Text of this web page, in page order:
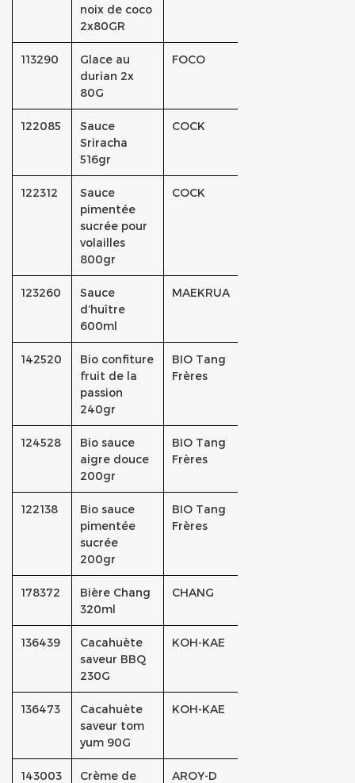
noix de coco
2x80GR
113290
Glace au
durian 2x
80G
FOCO
122085
Sauce
Sriracha
516gr
COCK
122312
Sauce
pimentée
sucrée pour
volailles
800gr
COCK
123260
Sauce
d’huître
600ml
MAEKRUA
142520
Bio confiture
fruit de la
passion
240gr
BIO Tang
Frères
124528
Bio sauce
aigre douce
200gr
BIO Tang
Frères
122138
Bio sauce
pimentée
sucrée
200gr
BIO Tang
Frères
178372
Bière Chang
320ml
CHANG
136439
Cacahuète
saveur BBQ
230G
KOH-KAE
136473
Cacahuète
saveur tom
yum 90G
KOH-KAE
143003
Crème de
AROY-D